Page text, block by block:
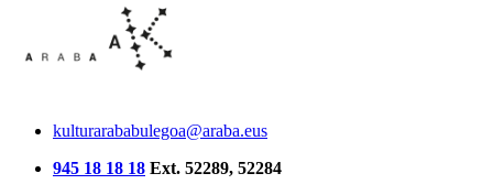
kulturarababulegoa@araba.eus
945 18 18 18 Ext. 52289, 52284